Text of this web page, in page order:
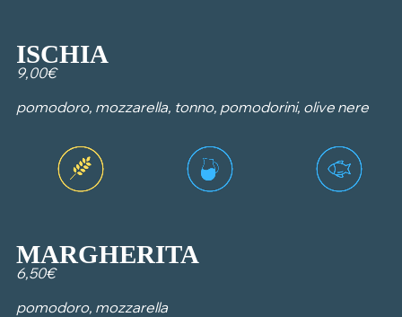
ISCHIA
9,00€
pomodoro, mozzarella, tonno, pomodorini, olive nere
MARGHERITA
6,50€
pomodoro, mozzarella